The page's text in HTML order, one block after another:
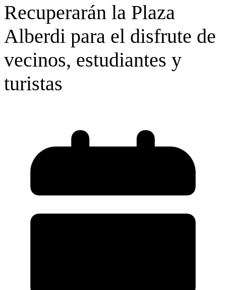
Recuperarán la Plaza
Alberdi para el disfrute de
vecinos, estudiantes y
turistas